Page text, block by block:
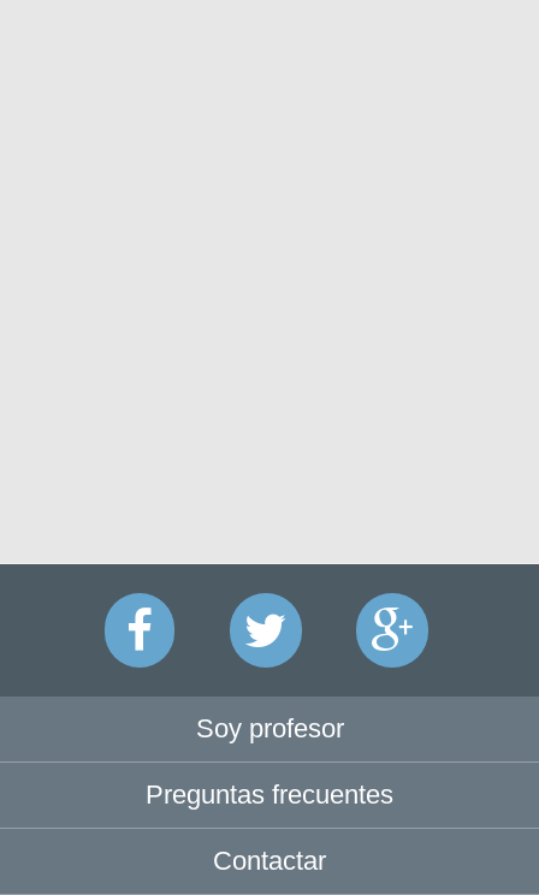
Soy profesor
Preguntas frecuentes
Contactar